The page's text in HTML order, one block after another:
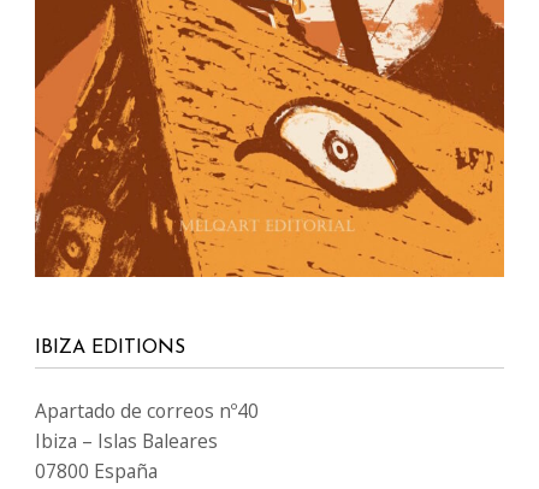
IBIZA EDITIONS
Apartado de correos nº40
Ibiza – Islas Baleares
07800 España